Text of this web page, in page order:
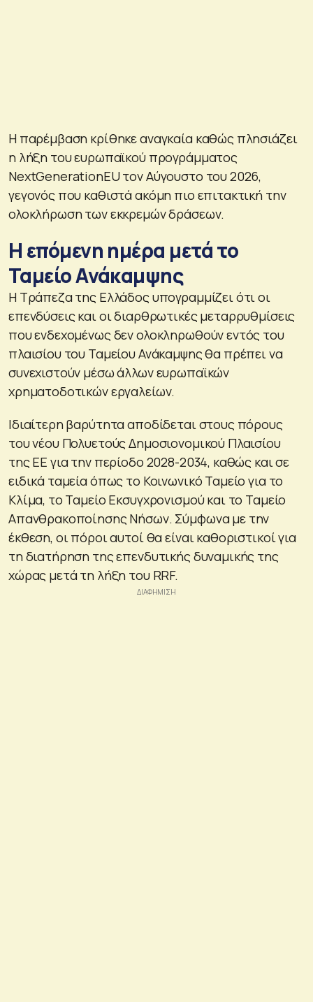
Η παρέμβαση κρίθηκε αναγκαία καθώς πλησιάζει
η λήξη του ευρωπαϊκού προγράμματος
NextGenerationEU τον Αύγουστο του 2026,
γεγονός που καθιστά ακόμη πιο επιτακτική την
ολοκλήρωση των εκκρεμών δράσεων.
Η επόμενη ημέρα μετά το
Ταμείο Ανάκαμψης
Η Τράπεζα της Ελλάδος υπογραμμίζει ότι οι
επενδύσεις και οι διαρθρωτικές μεταρρυθμίσεις
που ενδεχομένως δεν ολοκληρωθούν εντός του
πλαισίου του Ταμείου Ανάκαμψης θα πρέπει να
συνεχιστούν μέσω άλλων ευρωπαϊκών
χρηματοδοτικών εργαλείων.
Ιδιαίτερη βαρύτητα αποδίδεται στους πόρους
του νέου Πολυετούς Δημοσιονομικού Πλαισίου
της ΕΕ για την περίοδο 2028-2034, καθώς και σε
ειδικά ταμεία όπως το Κοινωνικό Ταμείο για το
Κλίμα, το Ταμείο Εκσυγχρονισμού και το Ταμείο
Απανθρακοποίησης Νήσων. Σύμφωνα με την
έκθεση, οι πόροι αυτοί θα είναι καθοριστικοί για
τη διατήρηση της επενδυτικής δυναμικής της
χώρας μετά τη λήξη του RRF.